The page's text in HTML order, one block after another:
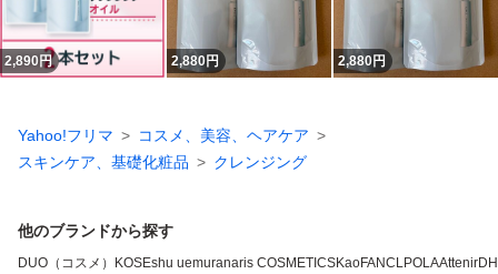
2,890 円 2,880円 2,880円
Yahoo!フリマ
コスメ、美容、ヘアケア
スキンケア、基礎化粧品
クレンジング
他のブランドから探す
DUO（コスメ） KOSEshu uemuranaris COSMETICSKaoFANCLPOLAAttenir